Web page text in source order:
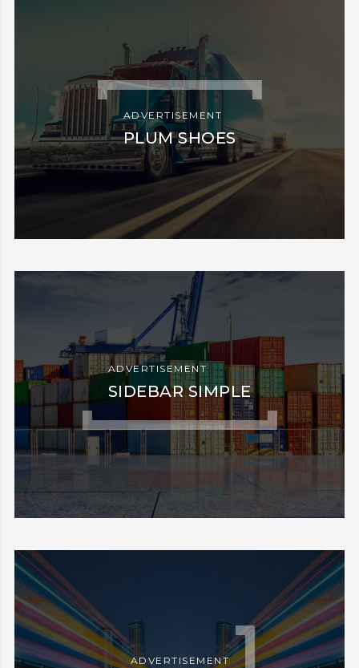
ADVERTISEMENT
PLUM SHOES
ADVERTISEMENT
SIDEBAR SIMPLE
ADVERTISEMENT